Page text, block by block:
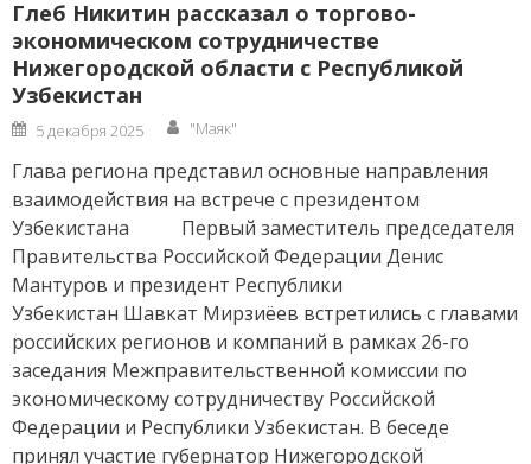
Глеб Никитин рассказал о торгово-
экономическом сотрудничестве
Нижегородской области с Республикой
Узбекистан
Posted
on
5 декабря 2025 Author
"Маяк"
Глава региона представил основные направления
взаимодействия на встрече с президентом
Узбекистана Первый заместитель председателя
Правительства Российской Федерации Денис
Мантуров и президент Республики
Узбекистан Шавкат Мирзиёев встретились с главами
российских регионов и компаний в рамках 26-го
заседания Межправительственной комиссии по
экономическому сотрудничеству Российской
Федерации и Республики Узбекистан. В беседе
принял участие губернатор Нижегородской